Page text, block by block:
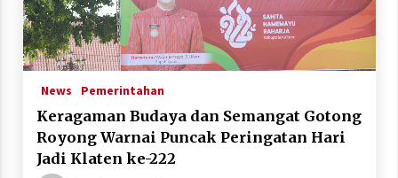
News Pemerintahan
Keragaman Budaya dan Semangat Gotong
Royong Warnai Puncak Peringatan Hari
Jadi Klaten ke-222